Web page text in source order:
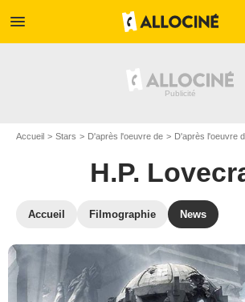
menu
Accueil Stars D'après l'oeuvre de D'après l'oeuvre
H.P.
Accueil Filmographie News